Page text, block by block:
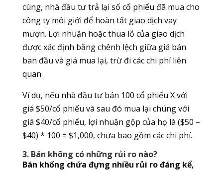
cùng, nhà đầu tư trả lại số cổ phiếu đã mua cho
công ty môi giới để hoàn tất giao dịch vay
mượn. Lợi nhuận hoặc thua lỗ của giao dịch
được xác định bằng chênh lệch giữa giá bán
ban đầu và giá mua lại, trừ đi các chi phí liên
quan.
Ví dụ, nếu nhà đầu tư bán 100 cổ phiếu X với
giá $50/cổ phiếu và sau đó mua lại chúng với
giá $40/cổ phiếu, lợi nhuận gộp của họ là ($50 –
$40) * 100 = $1,000, chưa bao gồm các chi phí.
3. Bán khống có những rủi ro nào?
Bán khống chứa đựng nhiều rủi ro đáng kể,